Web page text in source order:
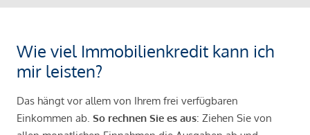
Wie viel Immobilienkredit kann ich
mir leisten?
Das hängt vor allem von Ihrem frei verfügbaren
Einkommen ab. So rechnen Sie es aus: Ziehen Sie von